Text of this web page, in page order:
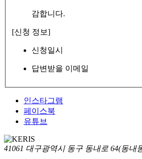
감합니다.
[신청 정보]
신청일시
답변받을 이메일
인스타그램
페이스북
유튜브
41061 대구광역시 동구 동내로 64(동내